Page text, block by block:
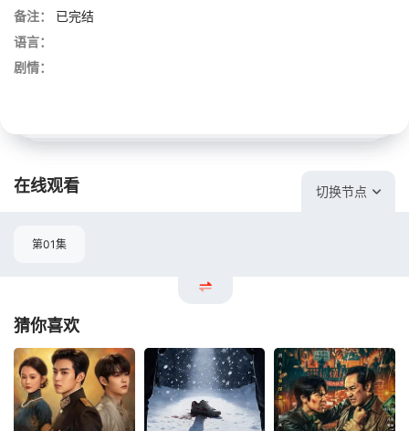
备注：
已完结
语言：
剧情：
在线观看 切换节点
第01集
猜你喜欢